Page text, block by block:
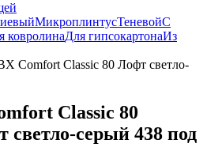
МикроплинтусТеневойС
ковролинаДля гипсокартонаИз
Comfort Classic 80 Лофт светло-
Classic 80
серый 438 под